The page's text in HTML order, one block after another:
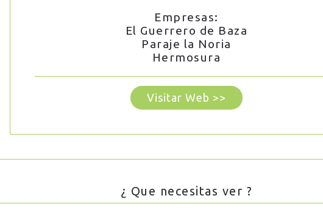
Empresas:
El Guerrero de Baza
Paraje la Noria
Hermosura
Visitar Web >>
¿ Que necesitas ver ?